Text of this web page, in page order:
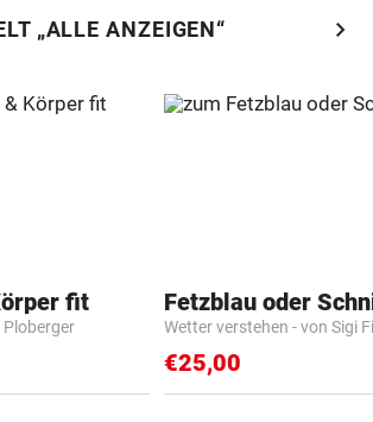
„ALLE ANZEIGEN“ chevron_right
fit
Ploberger
Fetzblau oder
Wetter verstehen - von Sigi
€25,00